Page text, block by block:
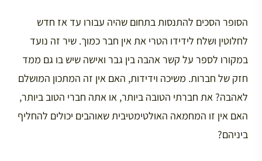
הסופר הסכים להתנסות בתחום שהיה עבורו עד אז חדש
לחלוטין ושלח לידידו הטרי את אין חבר כמוך. שיר זה נועד
במקורו לספר על קשר אהבה בין גבר ואישה שיש בו גם ממד
חזק של חברות. משיכה וידידות, האם אין זה המתכון המושלם
לאהבה? את חברתי הטובה ביותר, או אתה חברי הטוב ביותר,
האם אין זו המחמאה האולטימטיבית שאוהבים יכולים להחליף
ביניהם?